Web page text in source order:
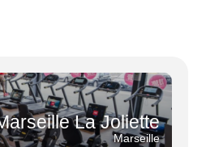
La Joliette
Marseille